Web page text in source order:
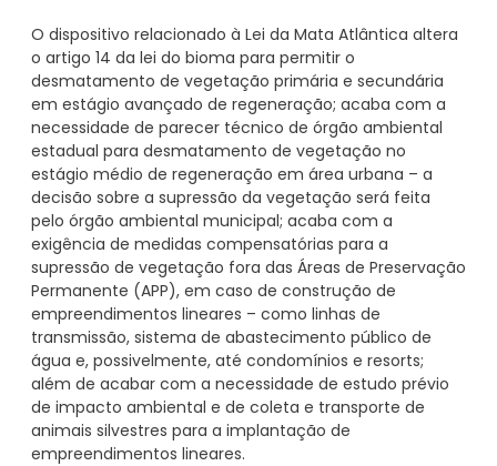
O dispositivo relacionado à Lei da Mata Atlântica altera
o artigo 14 da lei do bioma para permitir o
desmatamento de vegetação primária e secundária
em estágio avançado de regeneração; acaba com a
necessidade de parecer técnico de órgão ambiental
estadual para desmatamento de vegetação no
estágio médio de regeneração em área urbana – a
decisão sobre a supressão da vegetação será feita
pelo órgão ambiental municipal; acaba com a
exigência de medidas compensatórias para a
supressão de vegetação fora das Áreas de Preservação
Permanente (APP), em caso de construção de
empreendimentos lineares – como linhas de
transmissão, sistema de abastecimento público de
água e, possivelmente, até condomínios e resorts;
além de acabar com a necessidade de estudo prévio
de impacto ambiental e de coleta e transporte de
animais silvestres para a implantação de
empreendimentos lineares.